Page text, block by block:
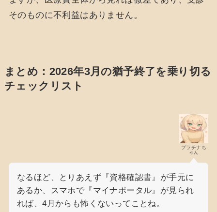
そのものに不利益はありません。
まとめ：2026年3月の猶予終了を乗り切る
チェックリスト
プラチナち
ゃん
なるほど、とりあえず『資格確認書』が手元に
あるか、スマホで『マイナポータル』が見られ
れば、4月からも怖くないってことね。